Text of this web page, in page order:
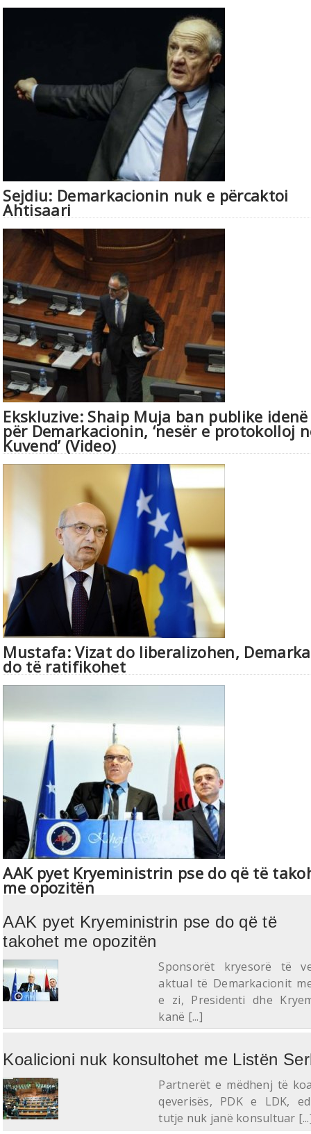
Sejdiu: Demarkacionin nuk e përcaktoi
Ahtisaari
Ekskluzive: Shaip Muja ban publike
për Demarkacionin, ‘nesër e protokolloj
Kuvend’ (Video)
Mustafa: Vizat do liberalizohen,
do të ratifikohet
AAK pyet Kryeministrin pse do që të
me opozitën
AAK pyet Kryeministrin pse do që të
takohet me opozitën
Sponsorët kryesorë të
aktual të Demarkacionit
e zi, Presidenti dhe
kanë [...]
Koalicioni nuk konsultohet me Listën
Partnerët e mëdhenj të
qeverisës, PDK e LDK,
tutje nuk janë konsultuar